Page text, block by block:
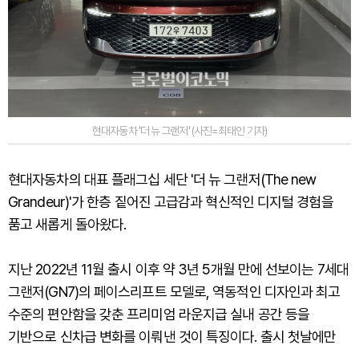
현대자동차 '더 뉴 그랜저' (사진=최태인 기자)
현대자동차의 대표 플래그십 세단 '더 뉴 그랜저(The new
Grandeur)'가 한층 짙어진 고급감과 혁신적인 디지털 경험을
품고 새롭게 돌아왔다.
지난 2022년 11월 출시 이후 약 3년 5개월 만에 선보이는 7세대
그랜저(GN7)의 페이스리프트 모델로, 역동적인 디자인과 최고
수준의 편안함을 갖춘 프리미엄 라운지급 실내 공간 등을
기반으로 신차급 변화를 이뤄낸 것이 특징이다. 출시 첫날에만